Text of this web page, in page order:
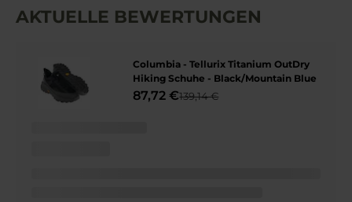
AKTUELLE BEWERTUNGEN
Columbia - Tellurix Titanium OutDry
Hiking Schuhe - Black/Mountain Blue
87,72 €139,14 €